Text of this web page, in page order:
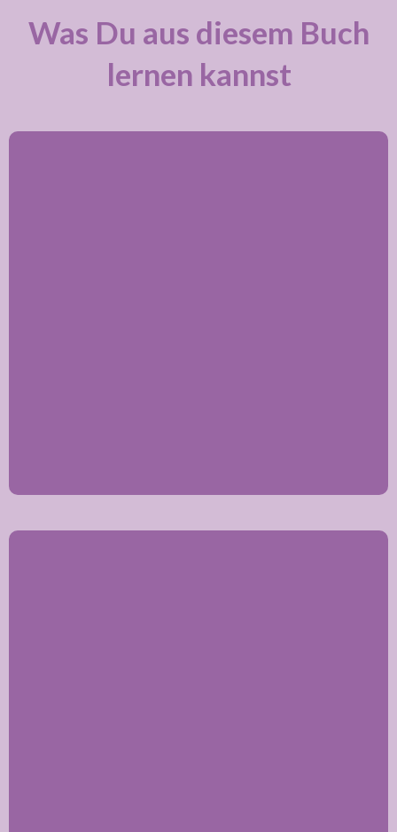
Was Du aus diesem Buch
lernen kannst